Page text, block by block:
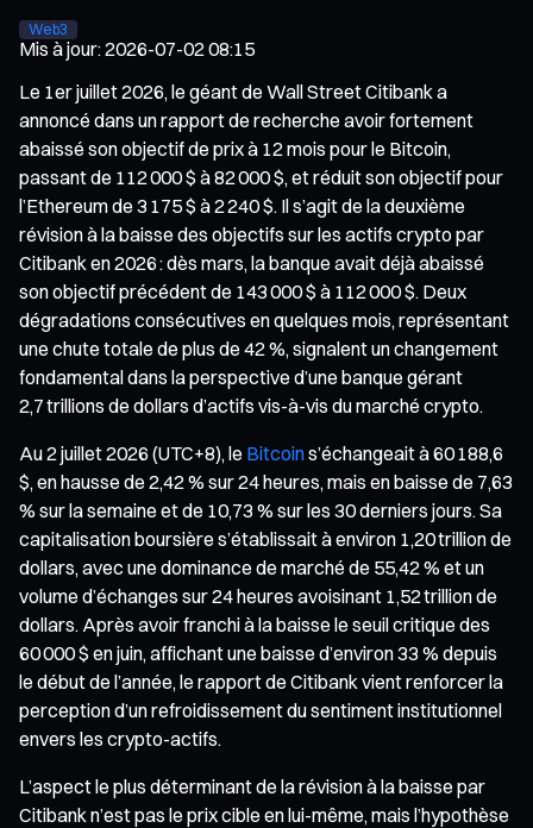
Web3
Mis à jour:2026-07-02 08:15
Le 1er juillet 2026, le géant de Wall Street Citibank a
annoncé dans un rapport de recherche avoir fortement
abaissé son objectif de prix à 12 mois pour le Bitcoin,
passant de 112 000 $ à 82 000 $, et réduit son objectif pour
l’Ethereum de 3 175 $ à 2 240 $. Il s’agit de la deuxième
révision à la baisse des objectifs sur les actifs crypto par
Citibank en 2026 : dès mars, la banque avait déjà abaissé
son objectif précédent de 143 000 $ à 112 000 $. Deux
dégradations consécutives en quelques mois, représentant
une chute totale de plus de 42 %, signalent un changement
fondamental dans la perspective d’une banque gérant
2,7 trillions de dollars d’actifs vis-à-vis du marché crypto.
Au 2 juillet 2026 (UTC+8), le Bitcoins’échangeait à 60 188,6
$, en hausse de 2,42 % sur 24 heures, mais en baisse de 7,63
% sur la semaine et de 10,73 % sur les 30 derniers jours. Sa
capitalisation boursière s’établissait à environ 1,20 trillion de
dollars, avec une dominance de marché de 55,42 % et un
volume d’échanges sur 24 heures avoisinant 1,52 trillion de
dollars. Après avoir franchi à la baisse le seuil critique des
60 000 $ en juin, affichant une baisse d’environ 33 % depuis
le début de l’année, le rapport de Citibank vient renforcer la
perception d’un refroidissement du sentiment institutionnel
envers les crypto-actifs.
L’aspect le plus déterminant de la révision à la baisse par
Citibank n’est pas le prix cible en lui-même, mais l’hypothèse